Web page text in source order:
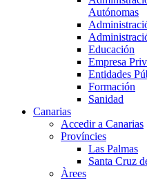
Autónomas
Educación
Empresa
Entidades
Formación
Sanidad
Canarias
Accedir a Canarias
Províncies
Las Palmas
Santa Cruz
Àrees